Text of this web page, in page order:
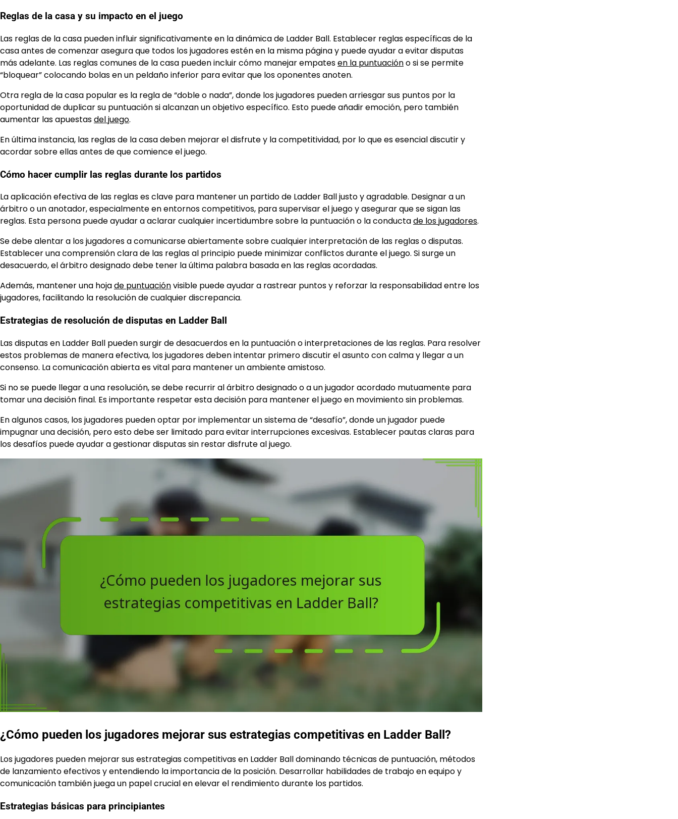
Reglas de la casa y su impacto en el juego
Las reglas de la casa pueden influir significativamente en la dinámica de Ladder Ball. Establecer reglas específicas de la
casa antes de comenzar asegura que todos los jugadores estén en la misma página y puede ayudar a evitar disputas
más adelante. Las reglas comunes de la casa pueden incluir cómo manejar empatesen la puntuacióno si se permite
“bloquear” colocando bolas en un peldaño inferior para evitar que los oponentes anoten.
Otra regla de la casa popular es la regla de “doble o nada”, donde los jugadores pueden arriesgar sus puntos por la
oportunidad de duplicar su puntuación si alcanzan un objetivo específico. Esto puede añadir emoción, pero también
aumentar las apuestasdel juego.
En última instancia, las reglas de la casa deben mejorar el disfrute y la competitividad, por lo que es esencial discutir y
acordar sobre ellas antes de que comience el juego.
Cómo hacer cumplir las reglas durante los partidos
La aplicación efectiva de las reglas es clave para mantener un partido de Ladder Ball justo y agradable. Designar a un
árbitro o un anotador, especialmente en entornos competitivos, para supervisar el juego y asegurar que se sigan las
reglas. Esta persona puede ayudar a aclarar cualquier incertidumbre sobre la puntuación o la conductade los jugadores.
Se debe alentar a los jugadores a comunicarse abiertamente sobre cualquier interpretación de las reglas o disputas.
Establecer una comprensión clara de las reglas al principio puede minimizar conflictos durante el juego. Si surge un
desacuerdo, el árbitro designado debe tener la última palabra basada en las reglas acordadas.
Además, mantener una hojade puntuaciónvisible puede ayudar a rastrear puntos y reforzar la responsabilidad entre los
jugadores, facilitando la resolución de cualquier discrepancia.
Estrategias de resolución de disputas en Ladder Ball
Las disputas en Ladder Ball pueden surgir de desacuerdos en la puntuación o interpretaciones de las reglas. Para resolver
estos problemas de manera efectiva, los jugadores deben intentar primero discutir el asunto con calma y llegar a un
consenso. La comunicación abierta es vital para mantener un ambiente amistoso.
Si no se puede llegar a una resolución, se debe recurrir al árbitro designado o a un jugador acordado mutuamente para
tomar una decisión final. Es importante respetar esta decisión para mantener el juego en movimiento sin problemas.
En algunos casos, los jugadores pueden optar por implementar un sistema de “desafío”, donde un jugador puede
impugnar una decisión, pero esto debe ser limitado para evitar interrupciones excesivas. Establecer pautas claras para
los desafíos puede ayudar a gestionar disputas sin restar disfrute al juego.
¿Cómo pueden los jugadores mejorar sus estrategias competitivas en Ladder Ball?
Los jugadores pueden mejorar sus estrategias competitivas en Ladder Ball dominando técnicas de puntuación, métodos
de lanzamiento efectivos y entendiendo la importancia de la posición. Desarrollar habilidades de trabajo en equipo y
comunicación también juega un papel crucial en elevar el rendimiento durante los partidos.
Estrategias básicas para principiantes